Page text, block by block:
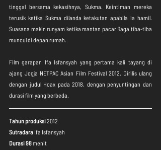
tinggal bersama kekasihnya, Sukma. Keintiman mereka
terusik ketika Sukma dilanda ketakutan apabila ia hamil.
Suasana makin runyam ketika mantan pacar Raga tiba-tiba
muncul di depan rumah.
Film garapan Ifa Isfansyah yang pertama kali tayang di
ajang Jogja NETPAC Asian Film Festival 2012. Dirilis ulang
dengan judul Hoax pada 2018, dengan penyuntingan dan
durasi film yang berbeda.
Tahun produksi 2012
Sutradara Ifa Isfansyah
Durasi 98 menit